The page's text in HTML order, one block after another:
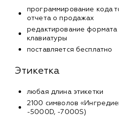
программирование кода
отчета о продажах
редактирование формата
клавиатуры
поставляется бесплатно
Этикетка
любая длина этикетки
2100 символов
-5000D, -7000S)